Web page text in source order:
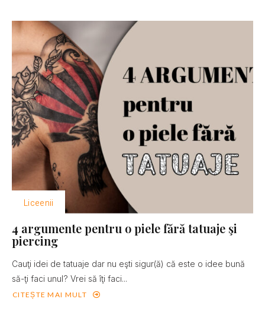
Liceenii
4 argumente pentru o piele fără tatuaje şi
piercing
Cauţi idei de tatuaje dar nu eşti sigur(ă) că este o idee bună
să-ţi faci unul? Vrei să îţi faci...
CITEȘTE MAI MULT